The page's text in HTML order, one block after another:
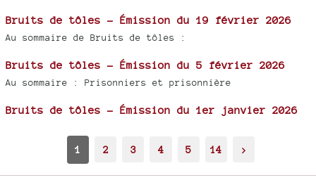
Bruits de tôles - Émission du 19 février 2026
Au sommaire de Bruits de tôles :
Bruits de tôles - Émission du 5 février 2026
Au sommaire : Prisonniers et prisonnière
Bruits de tôles - Émission du 1er janvier 2026
1 2 3 4 5 14 >